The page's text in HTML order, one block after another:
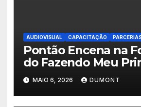
AUDIOVISUAL CAPACITAÇÃO
Pontão Encena na
do Fazendo Meu
Filme no Degase
Roxo e reforça as
abertas em Nova
MAIO 6, 2026 DUMONT